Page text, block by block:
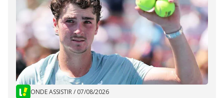
ONDE ASSISTIR/ 07/08/2026